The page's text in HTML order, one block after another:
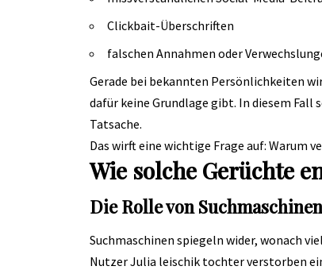
Clickbait-Überschriften
falschen Annahmen oder
Gerade bei bekannten Persönlichkeiten
dafür keine Grundlage gibt. In diesem Fall
Tatsache.
Das wirft eine wichtige Frage auf: Warum
Wie solche Gerüchte
Die Rolle von Suchmaschinen
Suchmaschinen spiegeln wider, wonach
Nutzer Julia leischik tochter verstorben